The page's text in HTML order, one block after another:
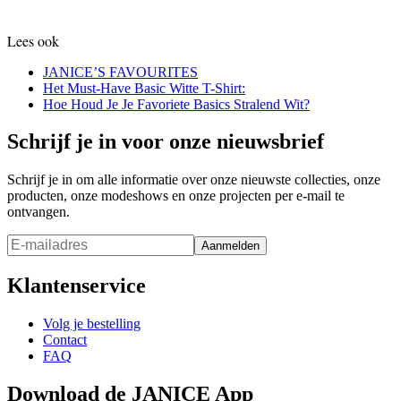
Lees ook
JANICE’S FAVOURITES
Het Must-Have Basic Witte T-Shirt:
Hoe Houd Je Je Favoriete Basics Stralend Wit?
Schrijf je in voor onze nieuwsbrief
Schrijf je in om alle informatie over onze nieuwste collecties, onze
producten, onze modeshows en onze projecten per e-mail te
ontvangen.
Aanmelden
Klantenservice
Volg je bestelling
Contact
FAQ
Download de JANICE App